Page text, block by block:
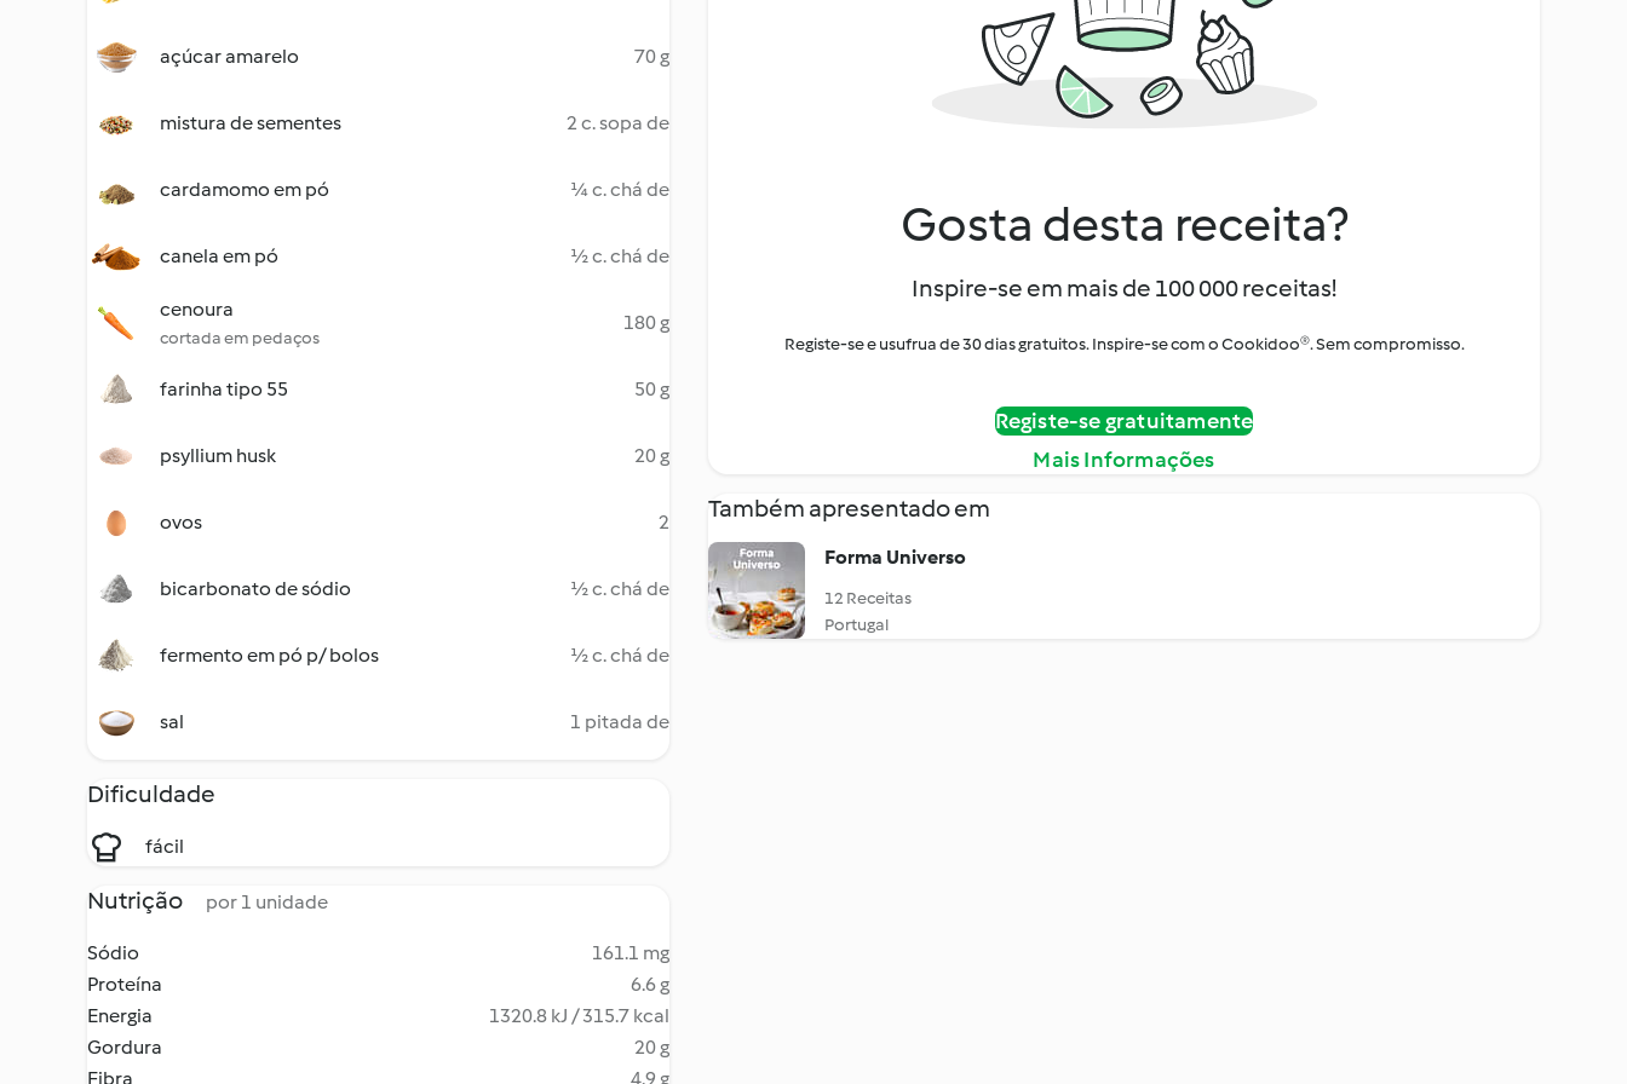
açúcar amarelo 70 g
mistura de sementes 2 c. sopa de
cardamomo em pó ¼ c. chá de
canela em pó ½ c. chá de
cenoura
cortada em pedaços
180 g
farinha tipo 55 50 g
psyllium husk 20 g
ovos 2
bicarbonato de sódio ½ c. chá de
fermento em pó p/ bolos ½ c. chá de
sal 1 pitada de
Dificuldade
fácil
Nutrição por 1 unidade
Sódio
161.1 mg
Proteína
6.6 g
Energia
1320.8 kJ / 315.7 kcal
Gordura
20 g
Fibra
4.9 g
Gosta desta receita?
Inspire-se em mais de 100 000 receitas!
Registe-se e usufrua de 30 dias gratuitos. Inspire-se com o Cookidoo®. Sem compromisso.
Registe-se gratuitamente
Mais Informações
Também apresentado em
Forma Universo
12 Receitas
Portugal